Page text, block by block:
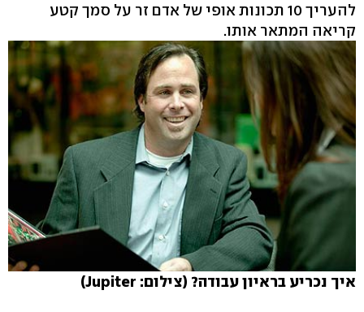
להעריך 10 תכונות אופי של אדם זר על סמך קטע
קריאה המתאר אותו.
איך נכריע בראיון עבודה? (צילום: Jupiter)